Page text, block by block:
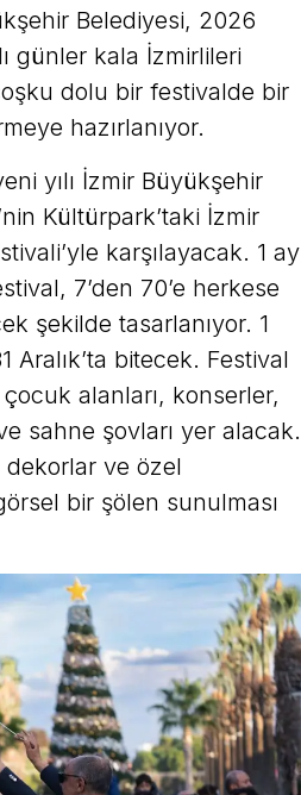
Belediyesi, 2026
günler kala İzmirlileri
dolu bir festivalde bir
hazırlanıyor.
yılı İzmir Büyükşehir
Kültürpark’taki İzmir
karşılayacak. 1 ay
7’den 70’e herkese
şekilde tasarlanıyor. 1
Aralık’ta bitecek. Festival
alanları, konserler,
sahne şovları yer alacak.
dekorlar ve özel
bir şölen sunulması